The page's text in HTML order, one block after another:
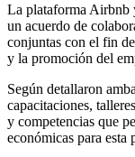
La plataforma Airbnb
un acuerdo de
conjuntas con el fin
y la promoción del
Según detallaron
capacitaciones,
y competencias que
económicas para esta